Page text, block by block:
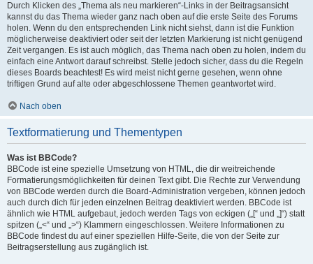
Durch Klicken des „Thema als neu markieren“-Links in der Beitragsansicht
kannst du das Thema wieder ganz nach oben auf die erste Seite des Forums
holen. Wenn du den entsprechenden Link nicht siehst, dann ist die Funktion
möglicherweise deaktiviert oder seit der letzten Markierung ist nicht genügend
Zeit vergangen. Es ist auch möglich, das Thema nach oben zu holen, indem du
einfach eine Antwort darauf schreibst. Stelle jedoch sicher, dass du die Regeln
dieses Boards beachtest! Es wird meist nicht gerne gesehen, wenn ohne
triftigen Grund auf alte oder abgeschlossene Themen geantwortet wird.
Nach oben
Textformatierung und Thementypen
Was ist BBCode?
BBCode ist eine spezielle Umsetzung von HTML, die dir weitreichende
Formatierungsmöglichkeiten für deinen Text gibt. Die Rechte zur Verwendung
von BBCode werden durch die Board-Administration vergeben, können jedoch
auch durch dich für jeden einzelnen Beitrag deaktiviert werden. BBCode ist
ähnlich wie HTML aufgebaut, jedoch werden Tags von eckigen („[“ und „]“) statt
spitzen („<“ und „>“) Klammern eingeschlossen. Weitere Informationen zu
BBCode findest du auf einer speziellen Hilfe-Seite, die von der Seite zur
Beitragserstellung aus zugänglich ist.